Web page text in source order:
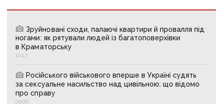
Зруйновані сходи, палаючі квартири й провалля під
ногами: як рятували людей із багатоповерхівки
в Краматорську
10:17
Російського військового вперше в Україні судять
за сексуальне насильство над цивільною: що відомо
про справу
09:05